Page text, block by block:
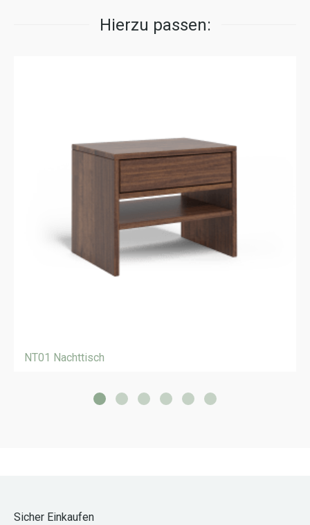
Hierzu passen:
NT01 Nachttisch
Sicher Einkaufen